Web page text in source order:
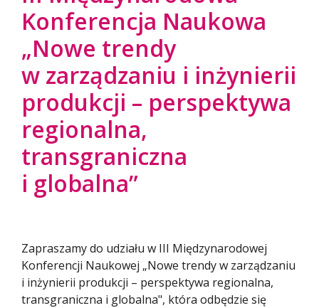
Konferencja Naukowa
„Nowe trendy
w zarządzaniu i inżynierii
produkcji – perspektywa
regionalna,
transgraniczna
i globalna”
Zapraszamy do udziału w III Międzynarodowej
Konferencji Naukowej „Nowe trendy w zarządzaniu
i inżynierii produkcji – perspektywa regionalna,
transgraniczna i globalna", która odbędzie się